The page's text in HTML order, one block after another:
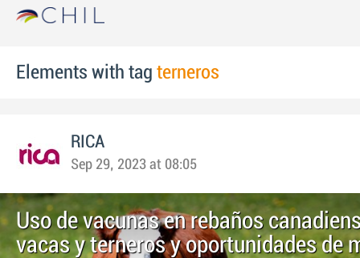
Elements with tag terneros
RICA
Sep 29, 2023 at 08:05
Uso de vacunas en rebaños
vacas y terneros y oportunidades de